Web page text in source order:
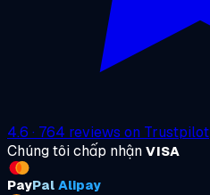
4.6 · 764 reviews on Trustpilot
Chúng tôi chấp nhận VISA
PayPal Alipay